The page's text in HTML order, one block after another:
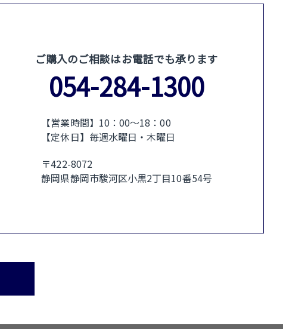
ご購入のご相談はお電話でも承ります
054-284-1300
【営業時間】10：00〜18：00
【定休日】毎週水曜日・木曜日
〒422-8072
静岡県静岡市駿河区小黒2丁目10番54号